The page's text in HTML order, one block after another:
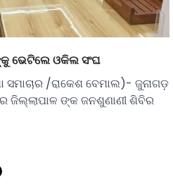
ଭେଟିଲେ ଓକିଲ ସଂଘ
/ରାକେଶ ବେମାଲ)- ଜୁନାଗଡ଼
ଜିଲ୍ଲାପାଳ ଙ୍କ ଜନଶୁଣାଣୀ ଶିବିର